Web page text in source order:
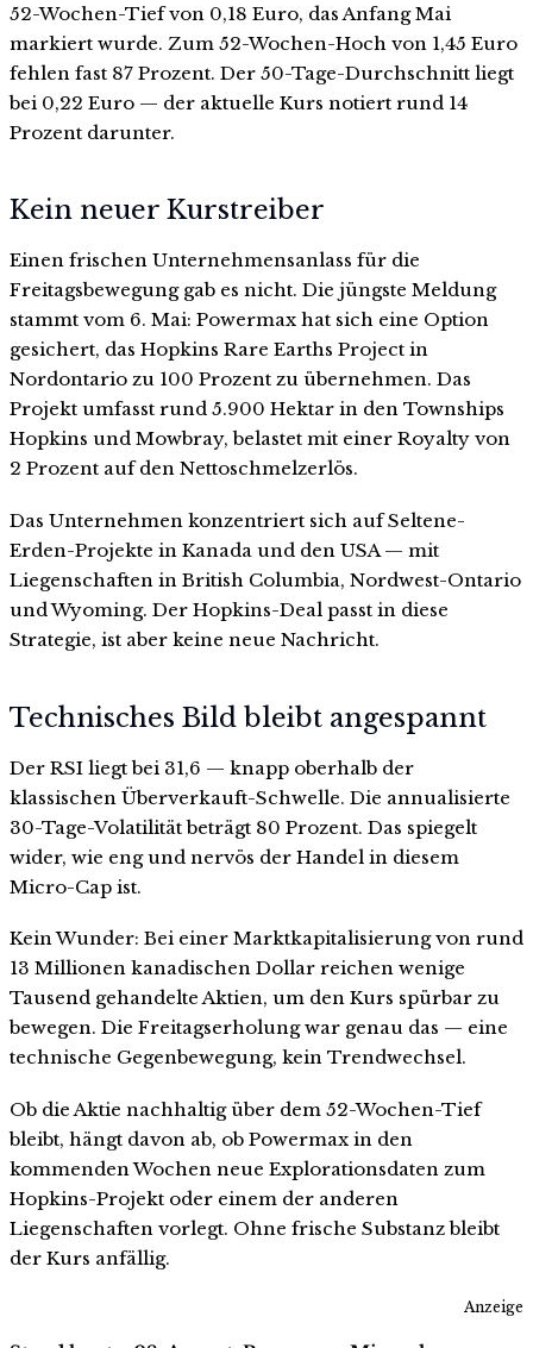
52-Wochen-Tief von 0,18 Euro, das Anfang Mai
markiert wurde. Zum 52-Wochen-Hoch von 1,45 Euro
fehlen fast 87 Prozent. Der 50-Tage-Durchschnitt liegt
bei 0,22 Euro — der aktuelle Kurs notiert rund 14
Prozent darunter.
Kein neuer Kurstreiber
Einen frischen Unternehmensanlass für die
Freitagsbewegung gab es nicht. Die jüngste Meldung
stammt vom 6. Mai: Powermax hat sich eine Option
gesichert, das Hopkins Rare Earths Project in
Nordontario zu 100 Prozent zu übernehmen. Das
Projekt umfasst rund 5.900 Hektar in den Townships
Hopkins und Mowbray, belastet mit einer Royalty von
2 Prozent auf den Nettoschmelzerlös.
Das Unternehmen konzentriert sich auf Seltene-
Erden-Projekte in Kanada und den USA — mit
Liegenschaften in British Columbia, Nordwest-Ontario
und Wyoming. Der Hopkins-Deal passt in diese
Strategie, ist aber keine neue Nachricht.
Technisches Bild bleibt angespannt
Der RSI liegt bei 31,6 — knapp oberhalb der
klassischen Überverkauft-Schwelle. Die annualisierte
30-Tage-Volatilität beträgt 80 Prozent. Das spiegelt
wider, wie eng und nervös der Handel in diesem
Micro-Cap ist.
Kein Wunder: Bei einer Marktkapitalisierung von rund
13 Millionen kanadischen Dollar reichen wenige
Tausend gehandelte Aktien, um den Kurs spürbar zu
bewegen. Die Freitagserholung war genau das — eine
technische Gegenbewegung, kein Trendwechsel.
Ob die Aktie nachhaltig über dem 52-Wochen-Tief
bleibt, hängt davon ab, ob Powermax in den
kommenden Wochen neue Explorationsdaten zum
Hopkins-Projekt oder einem der anderen
Liegenschaften vorlegt. Ohne frische Substanz bleibt
der Kurs anfällig.
Anzeige